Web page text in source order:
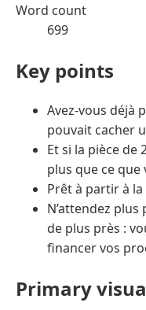
Word count
699
Key points
Avez-vous déjà
pouvait cacher
Et si la pièce de
plus que ce que
Prêt à partir à la
N’attendez
de plus près :
financer vos
Primary